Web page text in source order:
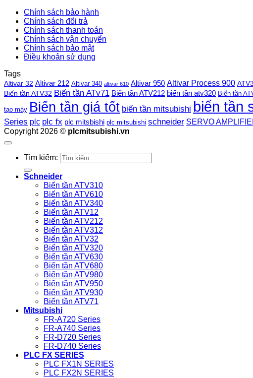
Chính sách bảo hành
Chính sách đổi trả
Chính sách thanh toán
Chính sách vận chuyển
Chính sách bảo mật
Điều khoản sử dụng
Tags
Altivar 32 Altivar 212 Altivar 340 altivar 610 Altivar 950 Altivar Process 900
Biến tần ATV32 Biến tần ATv71 Biến tần ATV212 biến tần atv320 Biến tần
tạo máy Biến tần giá tốt biến tần mitsubishi biến tần
Series plc plc fx plc mitsbishi plc mitsubishi schneider SERVO
Copyright 2026 © plcmitsubishi.vn
Tìm kiếm:
Schneider
Biến tần ATV310
Biến tần ATV610
Biến tần ATV340
Biến tần ATV12
Biến tần ATV212
Biến tần ATV312
Biến tần ATV32
Biến tần ATV320
Biến tần ATV630
Biến tần ATV680
Biến tần ATV980
Biến tần ATV950
Biến tần ATV930
Biến tần ATV71
Mitsubishi
FR-A720 Series
FR-A740 Series
FR-D720 Series
FR-D740 Series
PLC FX SERIES
PLC FX1N SERIES
PLC FX2N SERIES